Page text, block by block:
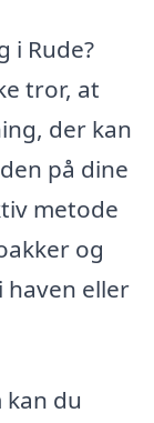
i Rude?
tror, at
der kan
på dine
metode
og
haven eller
du